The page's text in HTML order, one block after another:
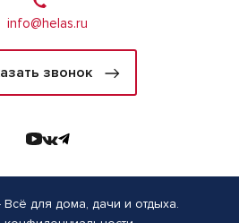
info@helas.ru
звонок
для дома, дачи и отдыха.